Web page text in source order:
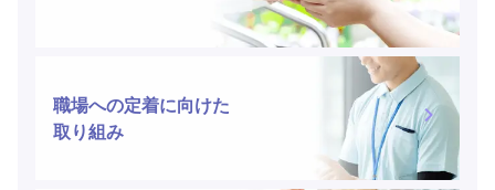
職場への定着に向けた
取り組み